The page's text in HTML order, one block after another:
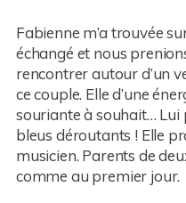
Fabienne m’a trouvée
échangé et nous
rencontrer autour d’un
ce couple. Elle d’une
souriante à souhait… Lui
bleus déroutants ! Elle
musicien. Parents de
comme au premier jour.